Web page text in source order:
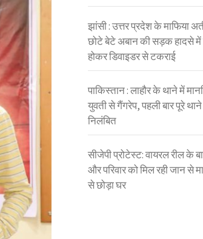
झांसी : उत्तर प्रदेश के माफिया
छोटे बेटे अबान की सड़क हादसे में
होकर डिवाइडर से टकराई
पाकिस्तान : लाहौर के थाने में
युवती से गैंगरेप, पहली बार पूरे
निलंबित
सीजेपी प्रोटेस्ट: वायरल रील के
और परिवार को मिल रही जान से
से छोड़ा घर